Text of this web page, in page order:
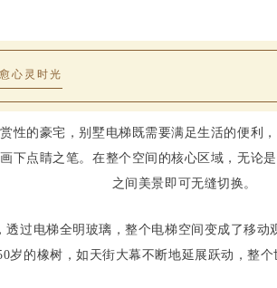
心灵时光
性的豪宅，别墅电梯既需要满足生活的便利
下点睛之笔。在整个空间的核心区域，无论
之间美景即可无缝切换。
透过电梯全明玻璃，整个电梯空间变成了移
岁的橡树，如天街大幕不断地延展跃动，整个